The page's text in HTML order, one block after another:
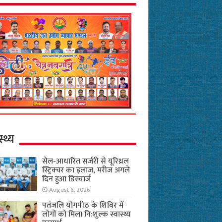
सेल-आधारित सर्जरी से यूरिथ्रल
स्ट्रिक्चर का इलाज, मरीज अगले
दिन हुआ डिस्चार्ज
August 6, 2026
पतंजलि योगपीठ के शिविर में
लोगों को मिला नि:शुल्क स्वास्थ्य